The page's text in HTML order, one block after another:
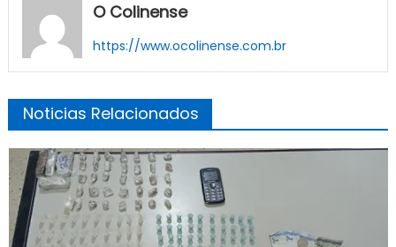
O Colinense
https://www.ocolinense.com.br
Noticias Relacionados